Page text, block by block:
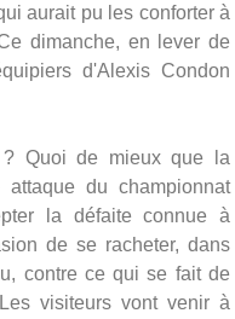
aurait pu les conforter à
dimanche, en lever de
d'Alexis Condon
Quoi de mieux que la
du championnat
la défaite connue à
de se racheter, dans
contre ce qui se fait de
visiteurs vont venir à